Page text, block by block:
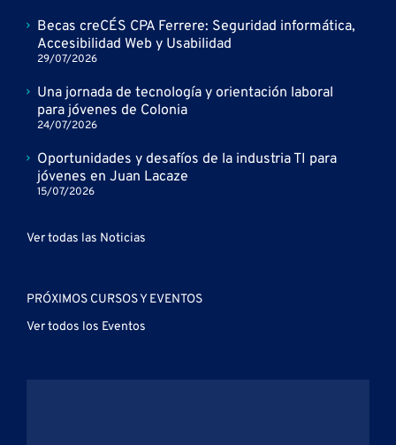
Becas creCÉS CPA Ferrere: Seguridad informática,
Accesibilidad Web y Usabilidad
29/07/2026
Una jornada de tecnología y orientación laboral
para jóvenes de Colonia
24/07/2026
Oportunidades y desafíos de la industria TI para
jóvenes en Juan Lacaze
15/07/2026
Ver todas las Noticias
PRÓXIMOS CURSOS Y EVENTOS
Ver todos los Eventos